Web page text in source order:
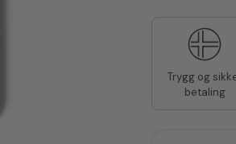
Trygg og
betaling